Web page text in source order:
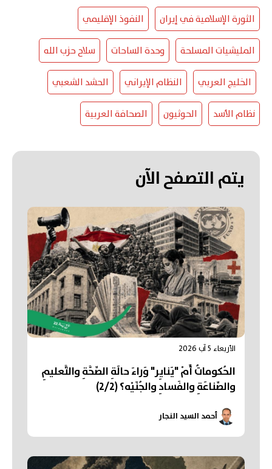
الثورة الإسلامية في إيران النفوذ الإقليمي
المليشيات المسلحة وحدة الساحات سلاح حزب الله
الخليج العربي النظام الإيراني الحشد الشعبي
نظام الأسد الحوثيون الصحافة العربية
يتم التصفح الآن
الأربعاء 5 آب 2026
الحُكوماتُ أَمْ "يَنايِر" وَراءَ حالَةِ الصِّحَّةِ والتَّعليمِ
والصِّناعَةِ والفَسادِ والجُنَيْه؟ (2/2)
أحمد السيد النجار